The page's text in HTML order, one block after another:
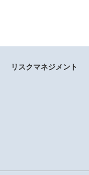
リスクマネジメント